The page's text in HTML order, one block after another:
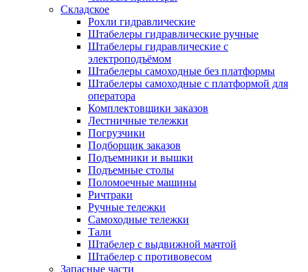
Складское
Рохли гидравлические
Штабелеры гидравлические ручные
Штабелеры гидравлические с
электроподъёмом
Штабелеры самоходные без платформы
Штабелеры самоходные с платформой для
оператора
Комплектовщики заказов
Лестничные тележки
Погрузчики
Подборщик заказов
Подъемники и вышки
Подъемные столы
Поломоечные машины
Ричтраки
Ручные тележки
Самоходные тележки
Тали
Штабелер с выдвижной мачтой
Штабелер с противовесом
Запасные части